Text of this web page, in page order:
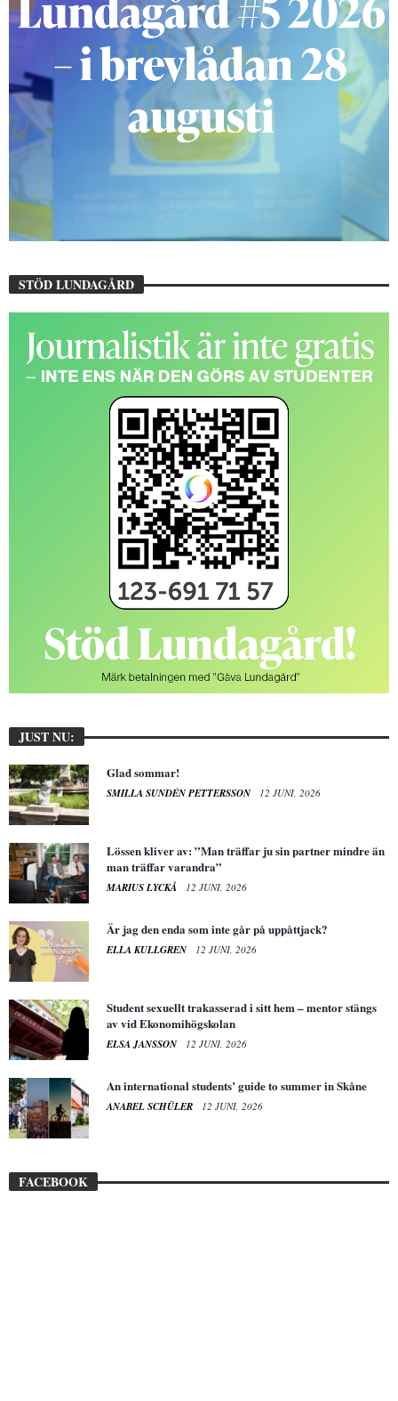
STÖD LUNDAGÅRD
JUST NU:
Glad sommar!
SMILLA SUNDÉN PETTERSSON 12 JUNI, 2026
Lössen kliver av: ”Man träffar ju sin partner mindre än
man träffar varandra”
MARIUS LYCKÅ 12 JUNI, 2026
Är jag den enda som inte går på uppåttjack?
ELLA KULLGREN 12 JUNI, 2026
Student sexuellt trakasserad i sitt hem – mentor stängs
av vid Ekonomihögskolan
ELSA JANSSON 12 JUNI, 2026
An international students’ guide to summer in Skåne
ANABEL SCHÜLER 12 JUNI, 2026
FACEBOOK